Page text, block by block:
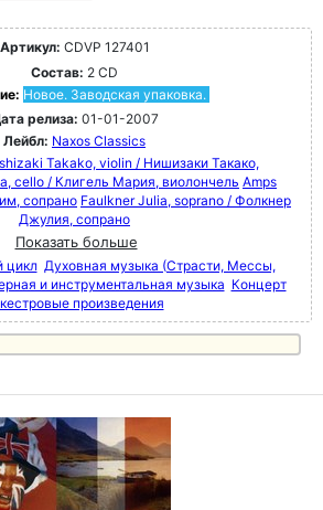
Артикул: CDVP 127401
Состав: 2 CD
Новое. Заводская упаковка.
релиза: 01-01-2007
Лейбл: Naxos Classics
Takako, violin / Нишизаки Такако,
cello / Клигель Мария, виолончель Amps
сопрано Faulkner Julia, soprano / Фолкнер
Джулия, сопрано
Показать больше
цикл Духовная музыка (Страсти, Мессы,
и инструментальная музыка Концерт
произведения